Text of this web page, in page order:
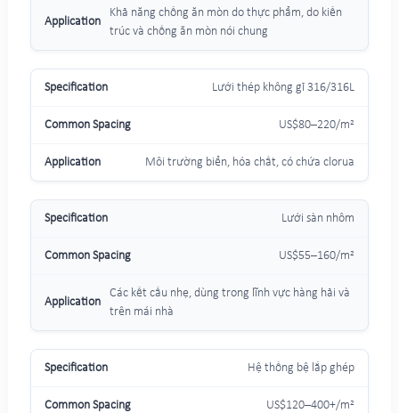
Khả năng chống ăn mòn do thực phẩm, do kiến
trúc và chống ăn mòn nói chung
Lưới thép không gỉ 316/316L
US$80–220/m²
Môi trường biển, hóa chất, có chứa clorua
Lưới sàn nhôm
US$55–160/m²
Các kết cấu nhẹ, dùng trong lĩnh vực hàng hải và
trên mái nhà
Hệ thống bệ lắp ghép
US$120–400+/m²